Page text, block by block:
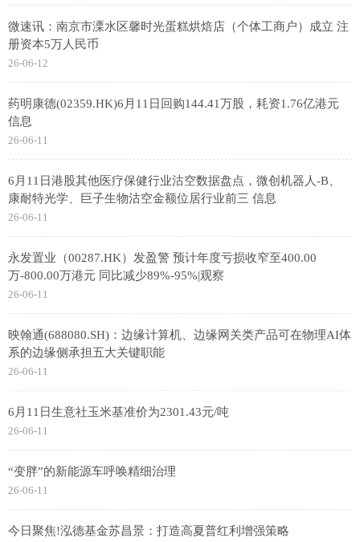
微速讯：南京市溧水区馨时光蛋糕烘焙店（个体工商户）成立 注
册资本5万人民币
26-06-12
药明康德(02359.HK)6月11日回购144.41万股，耗资1.76亿港元
信息
26-06-11
6月11日港股其他医疗保健行业沽空数据盘点，微创机器人-B、
康耐特光学、巨子生物沽空金额位居行业前三 信息
26-06-11
永发置业（00287.HK）发盈警 预计年度亏损收窄至400.00
万-800.00万港元 同比减少89%-95%|观察
26-06-11
映翰通(688080.SH)：边缘计算机、边缘网关类产品可在物理AI体
系的边缘侧承担五大关键职能
26-06-11
6月11日生意社玉米基准价为2301.43元/吨
26-06-11
“变胖”的新能源车呼唤精细治理
26-06-11
今日聚焦!泓德基金苏昌景：打造高夏普红利增强策略